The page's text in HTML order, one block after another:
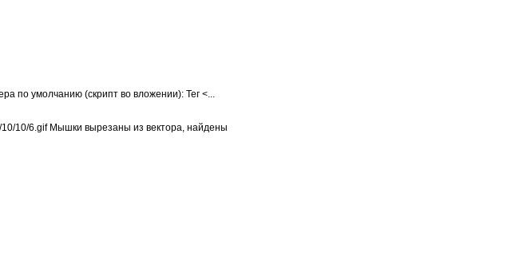
по умолчанию (скрипт во вложении): Тег <...
10/6.gif Мышки вырезаны из вектора, найдены